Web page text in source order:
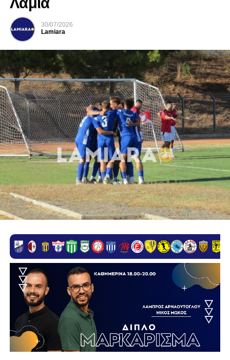
Λαμία
30/07/2026
Lamiara